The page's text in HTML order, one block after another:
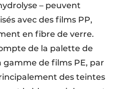
– peuvent
avec des films PP,
en fibre de verre.
de la palette de
gamme de films PE, par
des teintes